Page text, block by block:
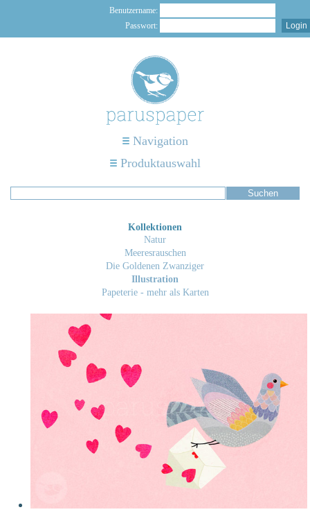
Benutzername:
Passwort:
Navigation
Produktauswahl
Kollektionen
Natur
Meeresrauschen
Die Goldenen Zwanziger
Illustration
Papeterie - mehr als Karten